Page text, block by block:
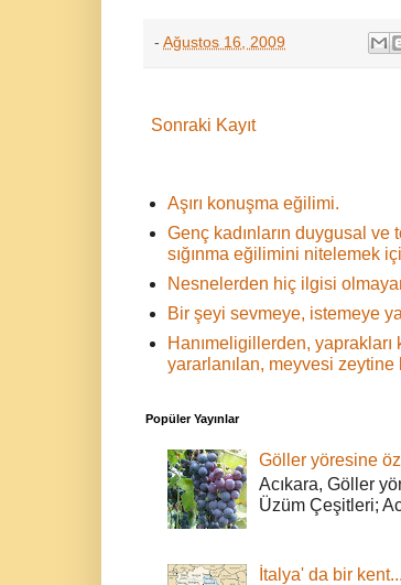
- Ağustos 16, 2009
Sonraki Kayıt
Aşırı konuşma eğilimi.
Genç kadınların duygusal
sığınma eğilimini nitelemek
Nesnelerden hiç ilgisi
Bir şeyi sevmeye, istemeye
Hanımeligillerden,
yararlanılan, meyvesi zeytine
Popüler Yayınlar
Göller yöresine
Acıkara, Göller
Üzüm Çeşitleri;
İtalya' da bir kent...